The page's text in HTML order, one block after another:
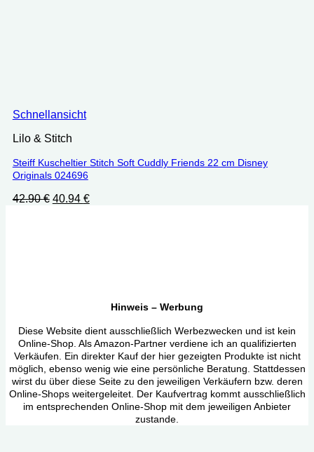
Schnellansicht
Lilo & Stitch
Steiff Kuscheltier Stitch Soft Cuddly Friends 22 cm Disney
Originals 024696
42.90€ Ursprünglicher
40.94 €Aktueller
Hinweis – Werbung
Diese Website dient ausschließlich Werbezwecken und ist kein
Online-Shop. Als Amazon-Partner verdiene ich an qualifizierten
Verkäufen. Ein direkter Kauf der hier gezeigten Produkte ist nicht
möglich, ebenso wenig wie eine persönliche Beratung. Stattdessen
wirst du über diese Seite zu den jeweiligen Verkäufern bzw. deren
Online-Shops weitergeleitet. Der Kaufvertrag kommt ausschließlich
im entsprechenden Online-Shop mit dem jeweiligen Anbieter
zustande.